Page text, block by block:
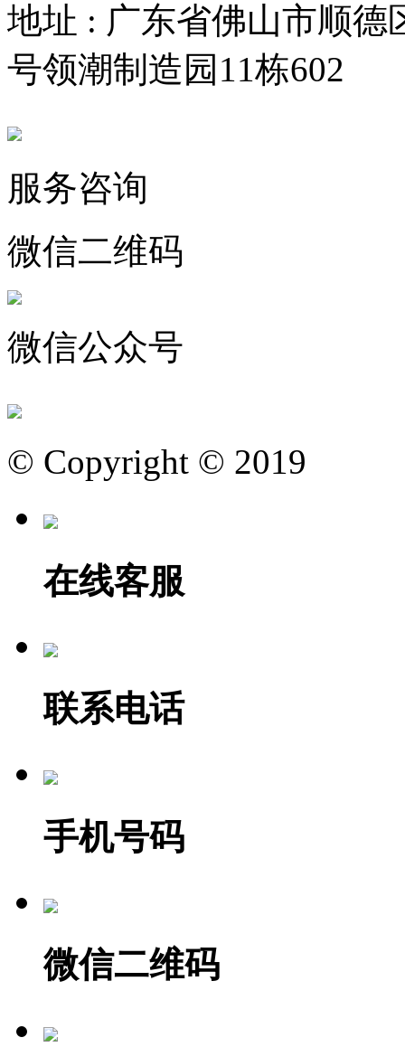
地址 : 广东省佛山市顺德
号领潮制造园11栋602
服务咨询
微信二维码
微信公众号
© Copyright © 2019
在线客服
联系电话
手机号码
微信二维码